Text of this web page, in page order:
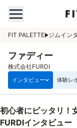
FIT PALETTE ジムイン
ファディー
株式会社FURDI
インタビュー 体験レ
初心者にピッタリ！
FURDIインタビュー